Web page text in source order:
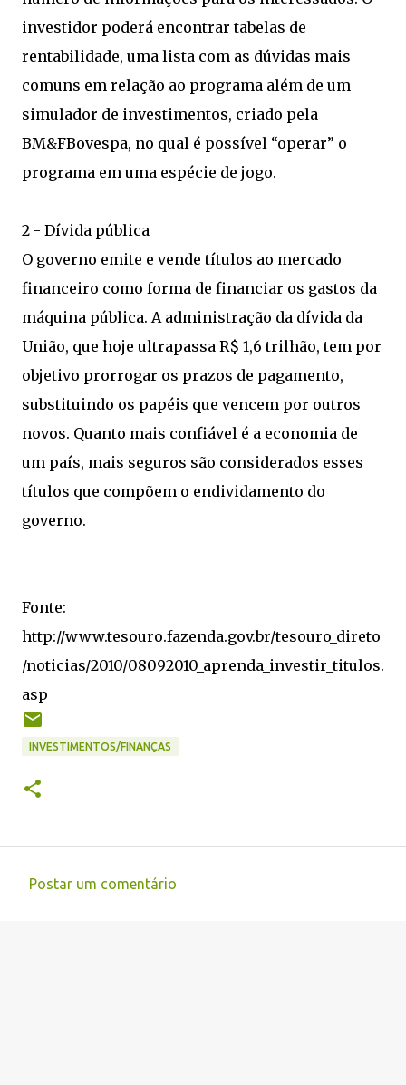
investidor poderá encontrar tabelas de
rentabilidade, uma lista com as dúvidas mais
comuns em relação ao programa além de um
simulador de investimentos, criado pela
BM&FBovespa, no qual é possível “operar” o
programa em uma espécie de jogo.
2 - Dívida pública
O governo emite e vende títulos ao mercado
financeiro como forma de financiar os gastos da
máquina pública. A administração da dívida da
União, que hoje ultrapassa R$ 1,6 trilhão, tem por
objetivo prorrogar os prazos de pagamento,
substituindo os papéis que vencem por outros
novos. Quanto mais confiável é a economia de
um país, mais seguros são considerados esses
títulos que compõem o endividamento do
governo.
Fonte:
http://www.tesouro.fazenda.gov.br/tesouro_direto
/noticias/2010/08092010_aprenda_investir_titulos.
asp
INVESTIMENTOS/FINANÇAS
Postar um comentário